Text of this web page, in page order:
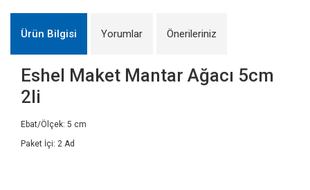
Ürün Bilgisi Yorumlar Önerileriniz
Eshel Maket Mantar Ağacı 5cm
2li
Ebat/Ölçek: 5 cm
Paket İçi: 2 Ad